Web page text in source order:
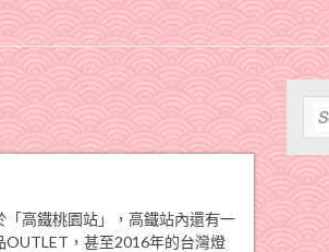
高鐵桃園站」，高鐵站內還有一
OUTLET，甚至2016年的台灣燈